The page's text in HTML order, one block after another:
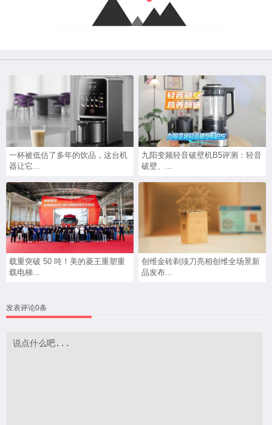
一杯被低估了多年的饮品，这台机
器让它...
九阳变频轻音破壁机B5评测：轻音
破壁、...
载重突破 50 吨！美的菱王重塑重
载电梯...
创维金砖剃须刀亮相创维全场景新
品发布...
发表评论0条